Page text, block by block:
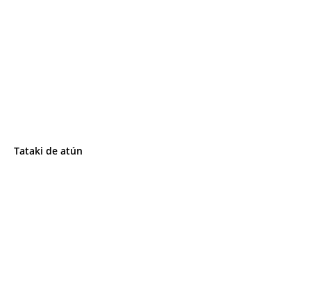
Tataki de atún